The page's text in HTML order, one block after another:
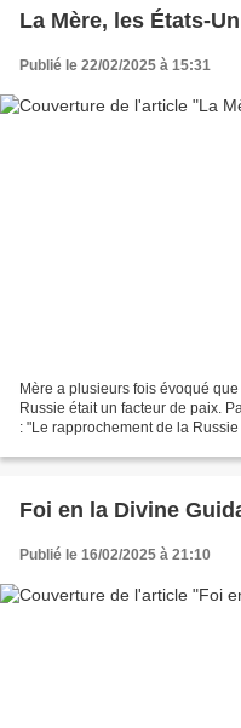
La Mère, les États-
Publié le 22/02/2025 à 15:31
Mère a plusieurs fois évoqué
Russie était un facteur de paix.
: "Le rapprochement de la
Foi en la Divine
Publié le 16/02/2025 à 21:10